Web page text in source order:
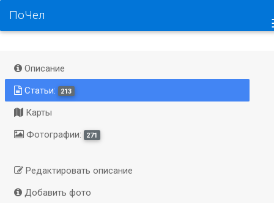
ПоЧел
Описание
Статьи:
213
Карты
Фотографии:
271
Редактировать описание
Добавить фото